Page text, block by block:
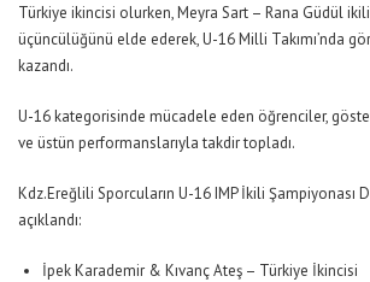
Türkiye ikincisi olurken, Meyra Sart – Rana Güdül
üçüncülüğünü elde ederek, U-16 Milli Takımı’nda
kazandı.
U-16 kategorisinde mücadele eden öğrenciler,
ve üstün performanslarıyla takdir topladı.
Kdz.Ereğlili Sporcuların U-16 IMP İkili Şampiyonası
açıklandı:
İpek Karademir & Kıvanç Ateş – Türkiye İkincisi